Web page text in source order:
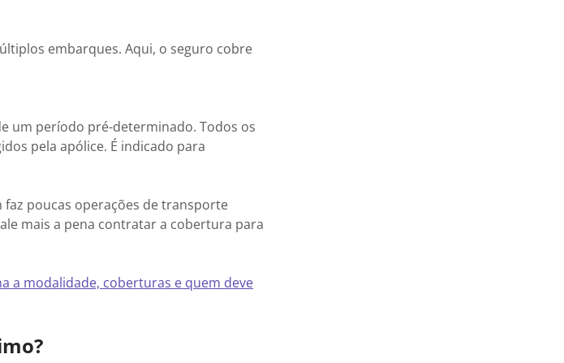
embarques. Aqui, o seguro cobre
um período pré-determinado. Todos os
pela apólice. É indicado para
faz poucas operações de transporte
mais a pena contratar a cobertura para
a modalidade, coberturas e quem deve